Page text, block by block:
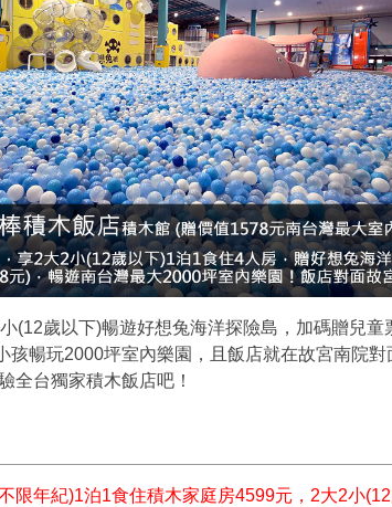
(12歲以下)暢遊好想兔海洋探險島，加碼贈兒
孩暢玩2000坪室內樂園，且飯店就在故宮南院
全台獨家積木飯店吧！
限年紀)1泊1食住積木家庭房4599元，2大2小